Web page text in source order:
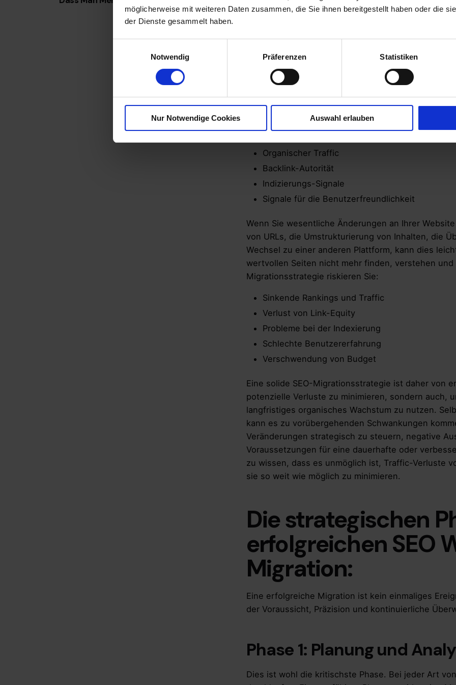
möglicherweise mit weiteren Daten zusammen, die Sie ihnen bereitgestellt haben oder die
der Dienste gesammelt haben.
g
Notwendig Präferenzen Statistiken
Nur Notwendige Cookies Auswahl erlauben
Warum ist SEO bei
Migration nicht zu
vernachlässigen?
Aktivposten, der potenzielle Kunden über
Sichtbarkeit stützt sich auf mehrere Säulen:
Organischer Traffic
Backlink-Autorität
Indizierungs-Signale
Signale für die Benutzerfreundlichkeit
Wenn Sie wesentliche Änderungen an Ihrer
von URLs, die Umstrukturierung von Inhalten, die
Wechsel zu einer anderen Plattform, kann dies
wertvollen Seiten nicht mehr finden, verstehen und
Migrationsstrategie riskieren Sie:
Sinkende Rankings und Traffic
Verlust von Link-Equity
Probleme bei der Indexierung
Schlechte Benutzererfahrung
Verschwendung von Budget
Eine solide SEO-Migrationsstrategie ist daher von
potenzielle Verluste zu minimieren, sondern auch,
langfristiges organisches Wachstum zu nutzen.
kann es zu vorübergehenden Schwankungen
Veränderungen strategisch zu steuern, negative
Voraussetzungen für eine dauerhafte oder
zu wissen, dass es unmöglich ist, Traffic-Verluste
sie so weit wie möglich zu minimieren.
Die strategischen
erfolgreichen SEO
Migration:
Eine erfolgreiche Migration ist kein einmaliges
der Voraussicht, Präzision und kontinuierliche
Phase 1: Planung und
Dies ist wohl die kritischste Phase. Bei jeder Art